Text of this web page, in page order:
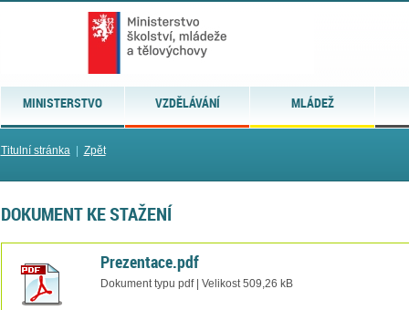
MINISTERSTVO VZDĚLÁVÁNÍ MLÁDEŽ
Titulní stránka| Zpět
DOKUMENT KE STAŽENÍ
Prezentace.pdf
Dokument typu pdf | Velikost 509,26 kB